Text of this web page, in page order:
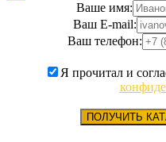
Ваше имя:
Ваш E-mail:
Ваш телефон:
Я прочитал и
ПОЛУЧИТЬ